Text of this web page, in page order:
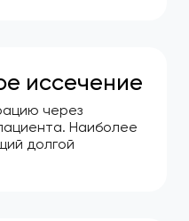
иссечение
через
Наиболее
долгой